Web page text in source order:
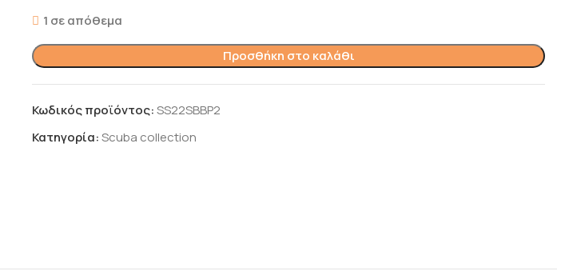
1 σε απόθεμα
Προσθήκη στο καλάθι
Κωδικός προϊόντος:SS22SBBP2
Κατηγορία:Scuba collection